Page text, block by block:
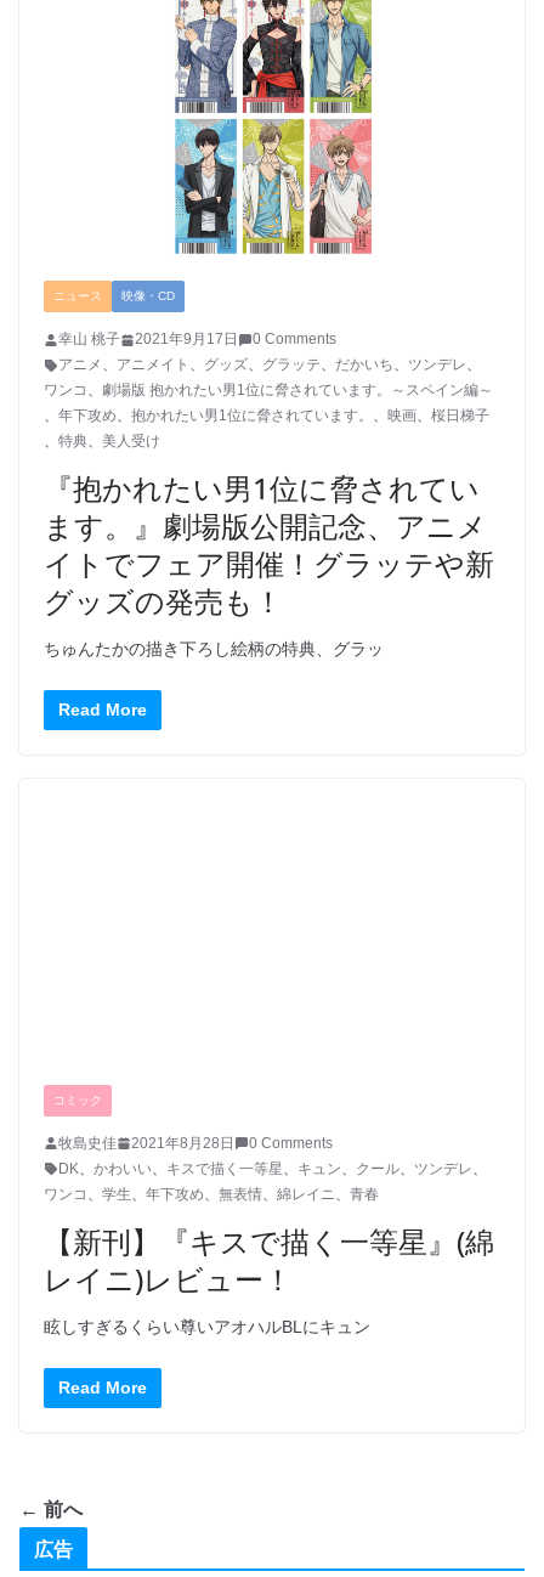
ニュース 映像・CD
幸山 桃子 2021年9月17日
0 Comments
アニメ 、 アニメイト 、 グッズ、 グラッテ、 だかいち、 ツンデレ、
ワンコ 、 劇場版 抱かれたい男1位に脅されています。～スペイン編～
、 年下攻め、 抱かれたい男1位に脅されています。 、 映画、 桜日梯子
、 特典、 美人受け
『抱かれたい男1位に脅されてい
ます。』劇場版公開記念、アニメ
イトでフェア開催！グラッテや新
グッズの発売も！
ちゅんたかの描き下ろし絵柄の特典、グラッ
Read More
コミック
牧島史佳 2021年8月28日
0 Comments
DK、 かわいい、 キスで描く一等星、 キュン、 クール、 ツンデレ、
ワンコ 、 学生、 年下攻め、 無表情、 綿レイニ、 青春
【新刊】『キスで描く一等星』(綿
レイニ)レビュー！
眩しすぎるくらい尊いアオハルBLにキュン
Read More
← 前へ
広告